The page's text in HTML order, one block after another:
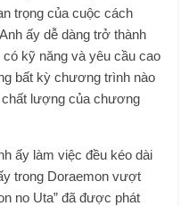
trọng của cuộc cách
ấy dễ dàng trở thành
kỹ năng và yêu cầu cao
bất kỳ chương trình nào
lượng của chương
ấy làm việc đều kéo dài
trong Doraemon vượt
no Uta” đã được phát